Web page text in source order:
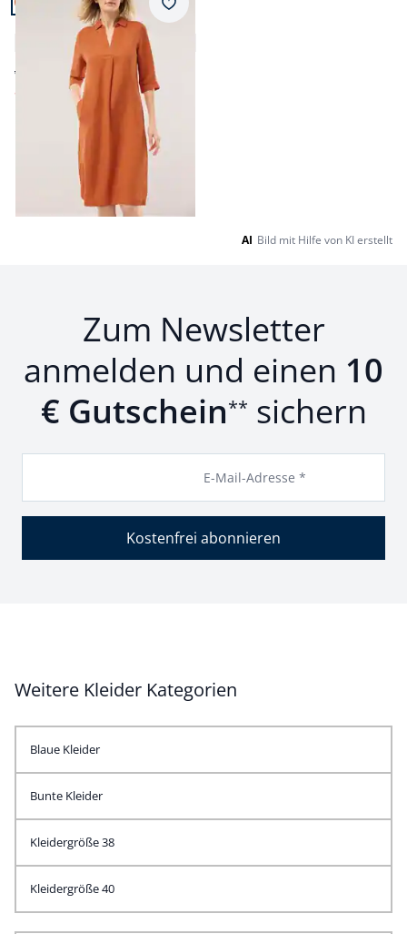
Leinenmixkleid
4,9 (10)
ab € 149,99
ab € 89,99 (-40%)
Merkzettel
Seite 1 geladen. Zeige Produkte 1 bis 13 von 13.
AI Bild mit Hilfe von KI erstellt
Zum Newsletter
anmelden und einen 10
€ Gutschein** sichern
E-Mail-Adresse *
Kostenfrei abonnieren
Weitere Kleider Kategorien
Blaue Kleider
Bunte Kleider
Kleidergröße 38
Kleidergröße 40